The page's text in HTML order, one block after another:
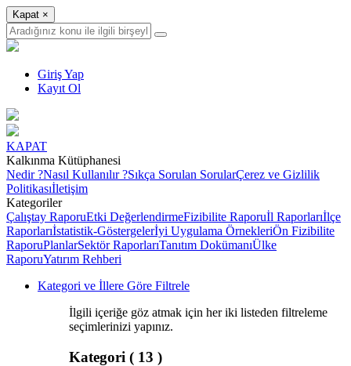
Kapat ×
Giriş Yap
Kayıt Ol
KAPAT
Kalkınma Kütüphanesi
Nedir ?Nasıl Kullanılır ?Sıkça Sorulan SorularÇerez ve Gizlilik
Politikasıİletişim
Kategoriler
Çalıştay RaporuEtki DeğerlendirmeFizibilite Raporuİl Raporlarıİlçe
Raporlarıİstatistik-Göstergelerİyi Uygulama ÖrnekleriÖn Fizibilite
RaporuPlanlarSektör RaporlarıTanıtım DokümanıÜlke
RaporuYatırım Rehberi
Kategori ve İllere Göre Filtrele
İlgili içeriğe göz atmak için her iki listeden filtreleme
seçimlerinizi yapınız.
Kategori ( 13 )